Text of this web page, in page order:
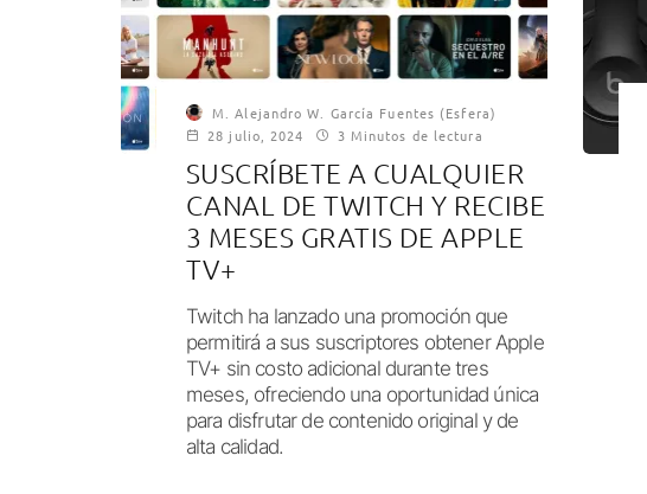
M. Alejandro W. García Fuentes (Esfera)
28 julio, 2024
3 Minutos de lectura
SUSCRÍBETE A CUALQUIER
CANAL DE TWITCH Y RECIBE
3 MESES GRATIS DE APPLE
TV+
Twitch ha lanzado una promoción que
permitirá a sus suscriptores obtener Apple
TV+ sin costo adicional durante tres
meses, ofreciendo una oportunidad única
para disfrutar de contenido original y de
alta calidad.